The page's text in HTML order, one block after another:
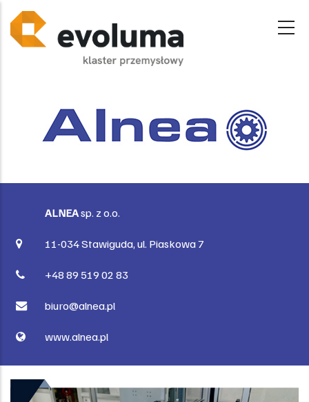
Przejdź
treści
ALNEAsp. z o.o.
11-034 Stawiguda, ul. Piaskowa 7
+48 89 519 02 83
biuro@alnea.pl
www.alnea.pl